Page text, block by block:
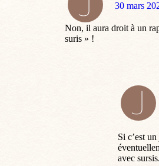
dit
30 mars
Non, il aura droit à un
suris » !
Si c’est
avec sursis.